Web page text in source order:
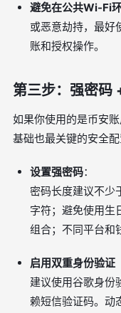
避免在公共Wi-Fi
或恶意劫持，最好
账和授权操作。
第三步：强密码
如果你使用的是币安
基础也最关键的安全配
设置强密码：
密码长度建议不少
字符；避免使用生
组合；不同平台和
启用双重身份验证
建议使用谷歌身份
赖短信验证码。动